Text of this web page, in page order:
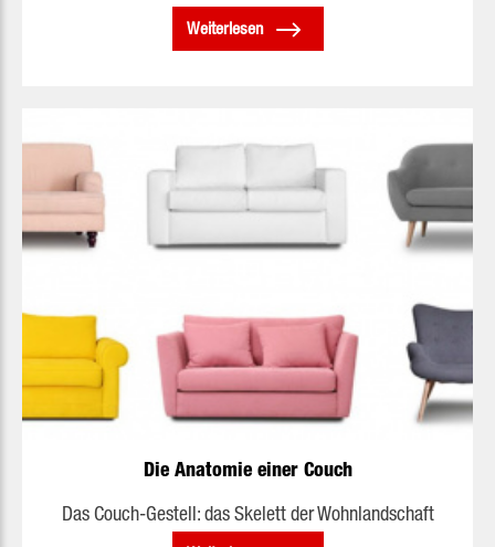
Weiterlesen
Die Anatomie einer Couch
Das Couch-Gestell: das Skelett der Wohnlandschaft